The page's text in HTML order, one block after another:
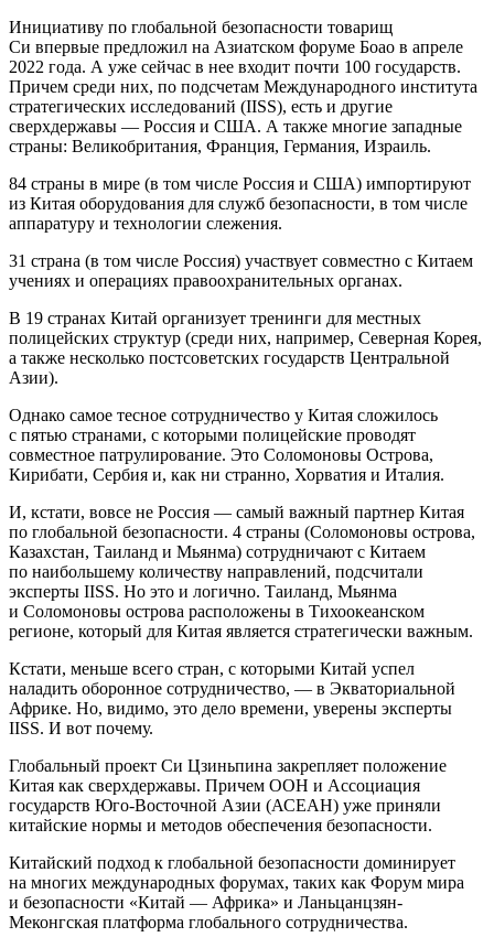
Инициативу по глобальной безопасности товарищ
Си впервые предложил на Азиатском форуме Боао в апреле
2022 года. А уже сейчас в нее входит почти 100 государств.
Причем среди них, по подсчетам Международного института
стратегических исследований (IISS), есть и другие
сверхдержавы — Россия и США. А также многие западные
страны: Великобритания, Франция, Германия, Израиль.
84 страны в мире (в том числе Россия и США) импортируют
из Китая оборудования для служб безопасности, в том числе
аппаратуру и технологии слежения.
31 страна (в том числе Россия) участвует совместно с Китаем
учениях и операциях правоохранительных органах.
В 19 странах Китай организует тренинги для местных
полицейских структур (среди них, например, Северная Корея,
а также несколько постсоветских государств Центральной
Азии).
Однако самое тесное сотрудничество у Китая сложилось
с пятью странами, с которыми полицейские проводят
совместное патрулирование. Это Соломоновы Острова,
Кирибати, Сербия и, как ни странно, Хорватия и Италия.
И, кстати, вовсе не Россия — самый важный партнер Китая
по глобальной безопасности. 4 страны (Соломоновы острова,
Казахстан, Таиланд и Мьянма) сотрудничают с Китаем
по наибольшему количеству направлений, подсчитали
эксперты IISS. Но это и логично. Таиланд, Мьянма
и Соломоновы острова расположены в Тихоокеанском
регионе, который для Китая является стратегически важным.
Кстати, меньше всего стран, с которыми Китай успел
наладить оборонное сотрудничество, — в Экваториальной
Африке. Но, видимо, это дело времени, уверены эксперты
IISS. И вот почему.
Глобальный проект Си Цзиньпина закрепляет положение
Китая как сверхдержавы. Причем ООН и Ассоциация
государств Юго-Восточной Азии (АСЕАН) уже приняли
китайские нормы и методов обеспечения безопасности.
Китайский подход к глобальной безопасности доминирует
на многих международных форумах, таких как Форум мира
и безопасности «Китай — Африка» и Ланьцанцзян-
Меконгская платформа глобального сотрудничества.